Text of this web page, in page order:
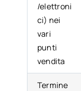
/elettroni
ci) nei
vari
punti
vendita
Termine